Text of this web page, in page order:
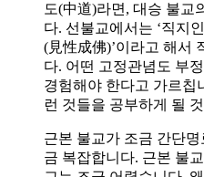
도(中道)라면, 대승 불교
다. 선불교에서는 ‘직지
(見性成佛)’이라고 해서
다. 어떤 고정관념도 부
경험해야 한다고 가르칩
런 것들을 공부하게 될
근본 불교가 조금 간단
금 복잡합니다. 근본 불